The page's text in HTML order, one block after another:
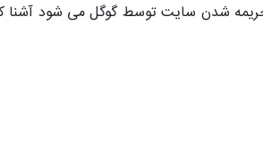
جریمه شدن سایت توسط گوگل می شود